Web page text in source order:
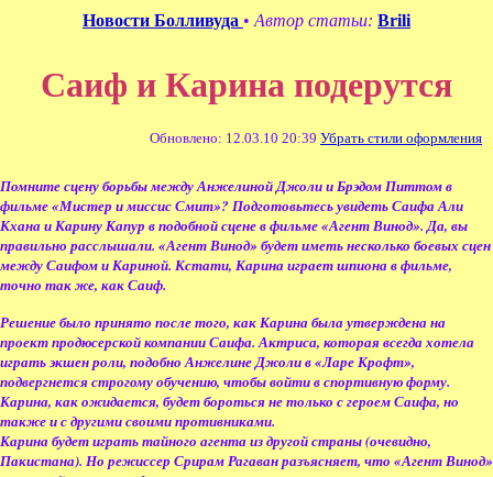
Новости Болливуда • Автор статьи: Brili
Саиф и Карина подерутся
Обновлено: 12.03.10 20:39 Убрать стили оформления
Помните сцену борьбы между Анжелиной Джоли и Брэдом Питтом в
фильме «Мистер и миссис Смит»? Подготовьтесь увидеть Саифа Али
Кхана и Карину Капур в подобной сцене в фильме «Агент Винод». Да, вы
правильно расслышали. «Агент Винод» будет иметь несколько боевых сцен
между Саифом и Кариной. Кстати, Карина играет шпиона в фильме,
точно так же, как Саиф.
Решение было принято после того, как Карина была утверждена на
проект продюсерской компании Саифа. Актриса, которая всегда хотела
играть экшен роли, подобно Анжелине Джоли в «Ларе Крофт»,
подвергнется строгому обучению, чтобы войти в спортивную форму.
Карина, как ожидается, будет бороться не только с героем Саифа, но
также и с другими своими противниками.
Карина будет играть тайного агента из другой страны (очевидно,
Пакистана). Но режиссер Срирам Рагаван разъясняет, что «Агент Винод»